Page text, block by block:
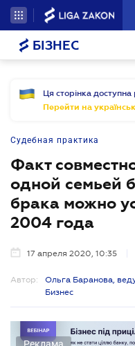
БІЗНЕС
Ця сторінка
Перейти на
Судебная практика
Факт
одной семьей
брака можно
2004 года
17 апреля 2020, 10:35
Автор:
Ольга Баранова,
Бизнес
Реклама